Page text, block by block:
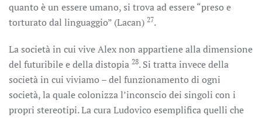
quanto è un essere umano, si trova ad essere “preso e
torturato dal linguaggio” (Lacan) 27.
La società in cui vive Alex non appartiene alla dimensione
del futuribile e della distopia 28. Si tratta invece della
società in cui viviamo – del funzionamento di ogni
società, la quale colonizza l’inconscio dei singoli con i
propri stereotipi. La cura Ludovico esemplifica quelli che